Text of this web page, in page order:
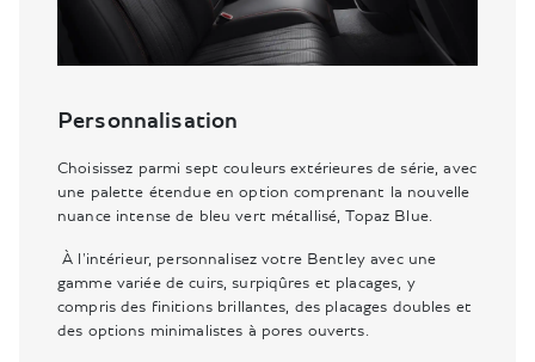
Personnalisation
Choisissez parmi sept couleurs extérieures de série, avec
une palette étendue en option comprenant la nouvelle
nuance intense de bleu vert métallisé, Topaz Blue.
À l'intérieur, personnalisez votre Bentley avec une
gamme variée de cuirs, surpiqûres et placages, y
compris des finitions brillantes, des placages doubles et
des options minimalistes à pores ouverts.